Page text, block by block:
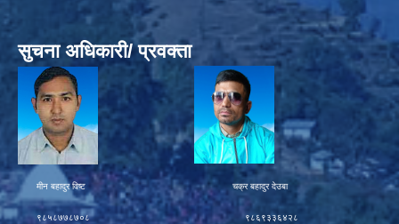
सुचना अधिकारी/ प्रवक्ता
मीन बहादुर विष्ट चक्र बहादुर देउबा
९८५८७७८७०८ ९८६९३३६४२८